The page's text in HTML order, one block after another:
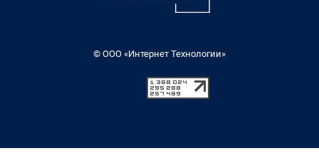
© ООО «Интернет Технологии»